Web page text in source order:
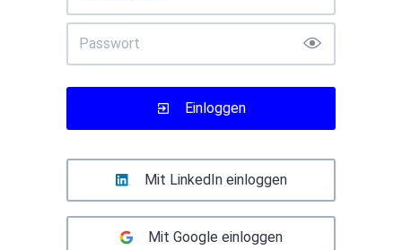
Einloggen
Mit LinkedIn einloggen
Mit Google einloggen